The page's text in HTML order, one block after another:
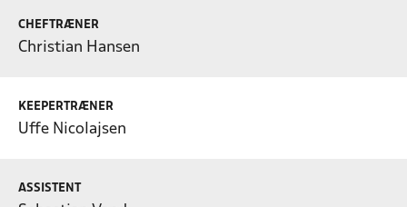
CHEFTRÆNER
Christian Hansen
KEEPERTRÆNER
Uffe Nicolajsen
ASSISTENT